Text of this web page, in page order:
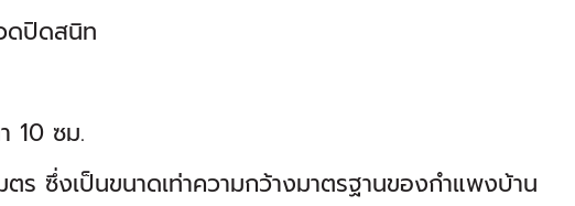
ดปิดสนิท
10 ซม.
ร ซึ่งเป็นขนาดเท่าความกว้างมาตรฐานของกำแพงบ้าน